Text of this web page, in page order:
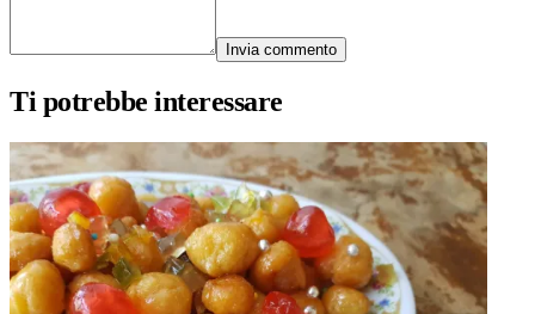
Invia commento
Ti potrebbe interessare